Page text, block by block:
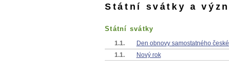
Státní svátky a
Státní svátky
1.1.
Den obnovy samostatného
1.1.
Nový rok